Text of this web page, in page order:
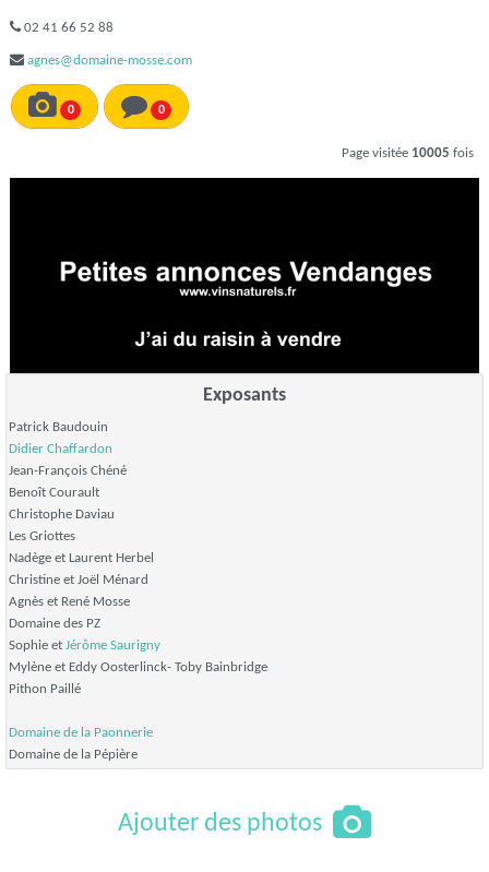
02 41 66 52 88
agnes@domaine-mosse.com
0 0
Page visitée 10005 fois
Exposants
Patrick Baudouin
Didier Chaffardon
Jean-François Chéné
Benoît Courault
Christophe Daviau
Les Griottes
Nadège et Laurent Herbel
Christine et Joël Ménard
Agnès et René Mosse
Domaine des PZ
Sophie et Jérôme Saurigny
Mylène et Eddy Oosterlinck- Toby Bainbridge
Pithon Paillé
Domaine de la Paonnerie
Domaine de la Pépière
Ajouter des photos